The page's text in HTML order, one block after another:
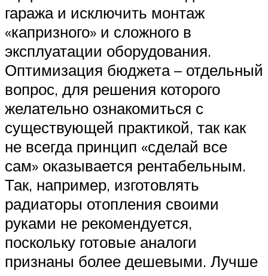
гаража и исключить монтаж
«капризного» и сложного в
эксплуатации оборудования.
Оптимизация бюджета – отдельный
вопрос, для решения которого
желательно ознакомиться с
существующей практикой, так как
не всегда принцип «сделай все
сам» оказывается рентабельным.
Так, например, изготовлять
радиаторы отопления своими
руками не рекомендуется,
поскольку готовые аналоги
признаны более дешевыми. Лучше